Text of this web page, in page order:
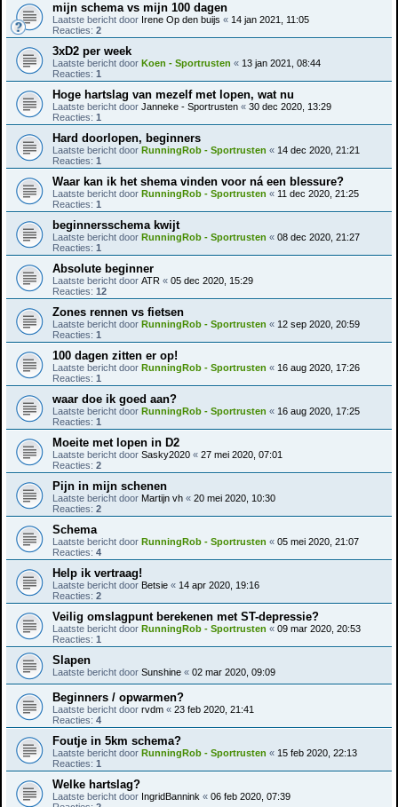
mijn schema vs mijn 100 dagen
Laatste bericht door Irene Op den buijs « 14 jan 2021, 11:05
Reacties: 2
3xD2 per week
Laatste bericht door Koen - Sportrusten « 13 jan 2021, 08:44
Reacties: 1
Hoge hartslag van mezelf met lopen, wat nu
Laatste bericht door Janneke - Sportrusten « 30 dec 2020, 13:29
Reacties: 1
Hard doorlopen, beginners
Laatste bericht door RunningRob - Sportrusten « 14 dec 2020, 21:21
Reacties: 1
Waar kan ik het shema vinden voor ná een blessure?
Laatste bericht door RunningRob - Sportrusten « 11 dec 2020, 21:25
Reacties: 1
beginnersschema kwijt
Laatste bericht door RunningRob - Sportrusten « 08 dec 2020, 21:27
Reacties: 1
Absolute beginner
Laatste bericht door ATR « 05 dec 2020, 15:29
Reacties: 12
Zones rennen vs fietsen
Laatste bericht door RunningRob - Sportrusten « 12 sep 2020, 20:59
Reacties: 1
100 dagen zitten er op!
Laatste bericht door RunningRob - Sportrusten « 16 aug 2020, 17:26
Reacties: 1
waar doe ik goed aan?
Laatste bericht door RunningRob - Sportrusten « 16 aug 2020, 17:25
Reacties: 1
Moeite met lopen in D2
Laatste bericht door Sasky2020 « 27 mei 2020, 07:01
Reacties: 2
Pijn in mijn schenen
Laatste bericht door Martijn vh « 20 mei 2020, 10:30
Reacties: 2
Schema
Laatste bericht door RunningRob - Sportrusten « 05 mei 2020, 21:07
Reacties: 4
Help ik vertraag!
Laatste bericht door Betsie « 14 apr 2020, 19:16
Reacties: 2
Veilig omslagpunt berekenen met ST-depressie?
Laatste bericht door RunningRob - Sportrusten « 09 mar 2020, 20:53
Reacties: 1
Slapen
Laatste bericht door Sunshine « 02 mar 2020, 09:09
Beginners / opwarmen?
Laatste bericht door rvdm « 23 feb 2020, 21:41
Reacties: 4
Foutje in 5km schema?
Laatste bericht door RunningRob - Sportrusten « 15 feb 2020, 22:13
Reacties: 1
Welke hartslag?
Laatste bericht door IngridBannink « 06 feb 2020, 07:39